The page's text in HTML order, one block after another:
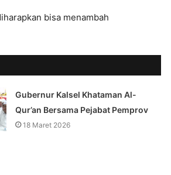
bisa menambah
Gubernur Kalsel Khataman Al-
Qur’an Bersama Pejabat Pemprov
18 Maret 2026